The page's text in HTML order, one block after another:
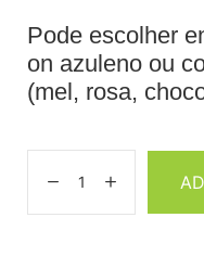
Pode escolher
on azuleno ou
(mel, rosa,